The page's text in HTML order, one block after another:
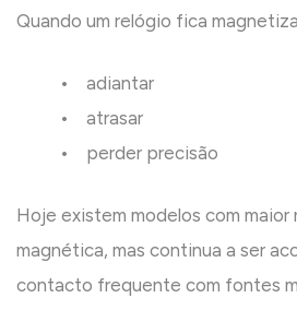
Quando um relógio fica
• adiantar
• atrasar
• perder precisão
Hoje existem modelos com maior
magnética, mas continua a ser
contacto frequente com fontes